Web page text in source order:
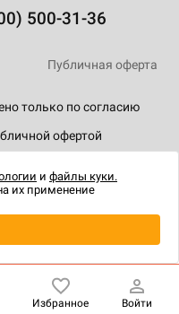
₽
500-31-36
только по согласию
офертой
Публичная оферта
Избранное Войти
и файлы куки.
их применение